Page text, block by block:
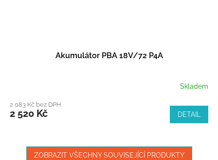
Akumulátor PBA 18V/72 P4A
Skladem
2 083 Kč bez DPH
2 520 Kč DETAIL
ZOBRAZIT VŠECHNY SOUVISEJÍCÍ PRODUKTY